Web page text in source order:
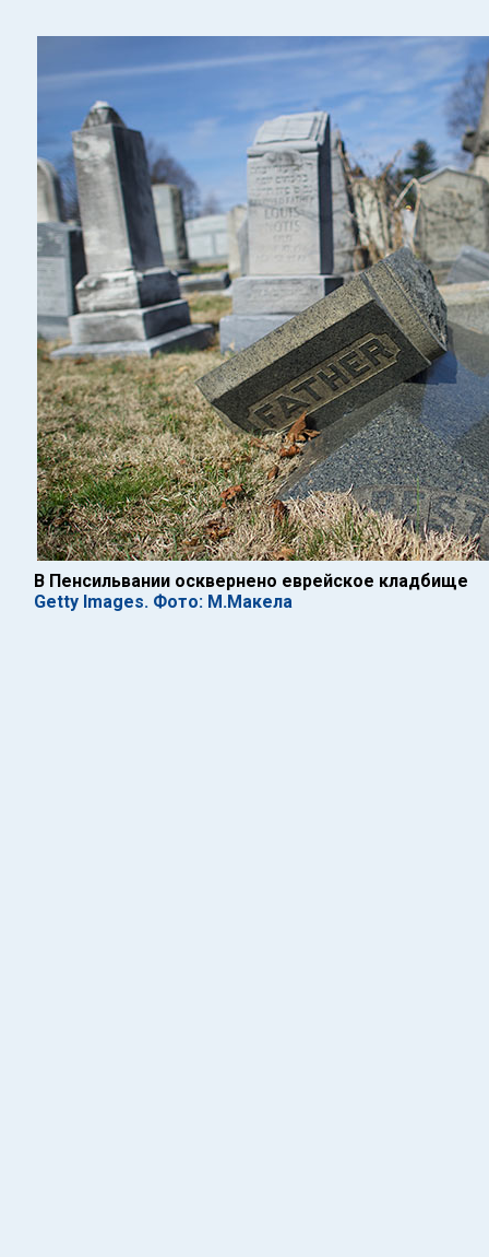
В Пенсильвании осквернено еврейское кладбище
Getty Images. Фото: М.Макела